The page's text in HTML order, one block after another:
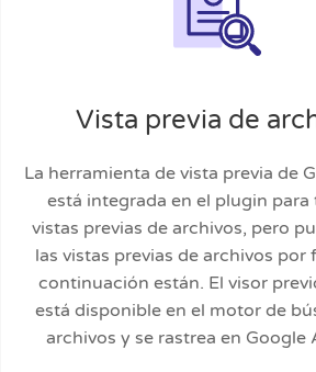
Vista previa de
La herramienta de vista previa de
está integrada en el plugin para
vistas previas de archivos, pero
las vistas previas de archivos por
continuación están. El visor
está disponible en el motor de
archivos y se rastrea en Google